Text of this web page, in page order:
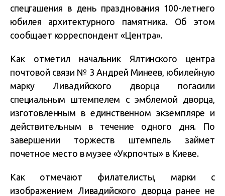
спецгашения в день празднования 100-летнего
юбилея архитектурного памятника. Об этом
сообщает корреспондент «Центра».
Как отметил начальник Ялтинского центра
почтовой связи № 3 Андрей Минеев, юбилейную
марку Ливадийского дворца погасили
специальным штемпелем с эмблемой дворца,
изготовленным в единственном экземпляре и
действительным в течение одного дня. По
завершении торжеств штемпель займет
почетное место в музее «Укрпочты» в Киеве.
Как отмечают филателисты, марки с
изображением Ливадийского дворца ранее не